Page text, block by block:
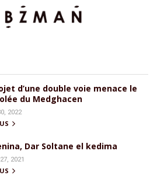
d’une double voie menace le
du Medghacen
2022
Dar Soltane el kedima
2021